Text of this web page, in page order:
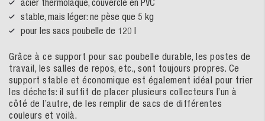
acier thermolaqué, couvercle en PVC
stable, mais léger: ne pèse que 5 kg
pour les sacs poubelle de 120 l
Grâce à ce support pour sac poubelle durable, les postes de
travail, les salles de repos, etc., sont toujours propres. Ce
support stable et économique est également idéal pour trier
les déchets: il suffit de placer plusieurs collecteurs l’un à
côté de l’autre, de les remplir de sacs de différentes
couleurs et voilà.